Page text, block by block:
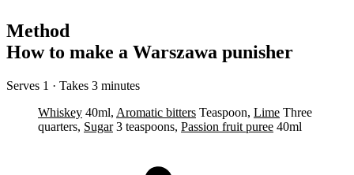
Method
How to make a Warszawa punisher
Serves 1 · Takes 3 minutes
Whiskey 40ml, Aromatic bitters Teaspoon, Lime Three
quarters, Sugar3 teaspoons, Passion fruit puree 40ml